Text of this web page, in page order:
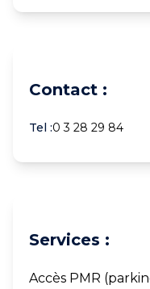
Contact :
Tel :0 3 28 29 84
Services :
Accès PMR